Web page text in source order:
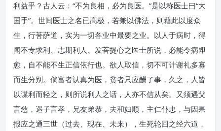
利益乎？古人云：“不为良相，必为良医。”是以称医士曰“大
国手”。世间医士之名已高极，若兼以佛法，则藉此以度众
生，行菩萨道，实为一切各业中最要之业。以人于病时，得
闻不专求利、志期利人、发菩提心之医士所说，必能令病即
愈，自不能不生正信依行也。欲人取信，切不可计谢礼多寡
而生分别。倘富者认真为医，贫者只应酬了事，久之，人皆
以谋利而轻之，则所说利人之话，人亦不信从矣。又须遇父
言慈，遇子言孝，兄友弟恭，夫和妇顺，主仁仆忠，与因果
报应之通三世（过去、现在、未来），生死轮回之经六道，